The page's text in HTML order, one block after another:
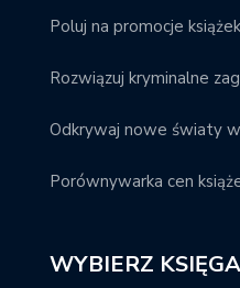
Poluj na promocje
Rozwiązuj kryminalne
Odkrywaj nowe światy
Porównywarka cen
WYBIERZ